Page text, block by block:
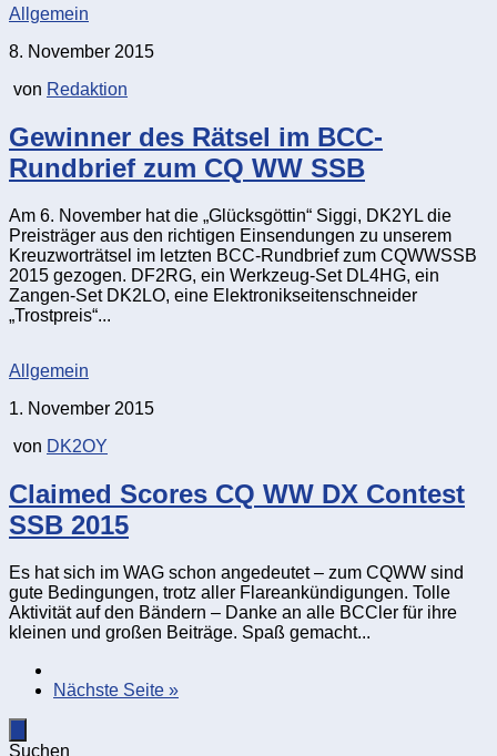
Allgemein
8. November 2015
von Redaktion
Gewinner des Rätsel im BCC-
Rundbrief zum CQ WW SSB
Am 6. November hat die „Glücksgöttin“ Siggi, DK2YL die
Preisträger aus den richtigen Einsendungen zu unserem
Kreuzworträtsel im letzten BCC-Rundbrief zum CQWWSSB
2015 gezogen. DF2RG, ein Werkzeug-Set DL4HG, ein
Zangen-Set DK2LO, eine Elektronikseitenschneider
„Trostpreis“...
Allgemein
1. November 2015
von DK2OY
Claimed Scores CQ WW DX Contest
SSB 2015
Es hat sich im WAG schon angedeutet – zum CQWW sind
gute Bedingungen, trotz aller Flareankündigungen. Tolle
Aktivität auf den Bändern – Danke an alle BCCler für ihre
kleinen und großen Beiträge. Spaß gemacht...
Nächste Seite »
Suchen